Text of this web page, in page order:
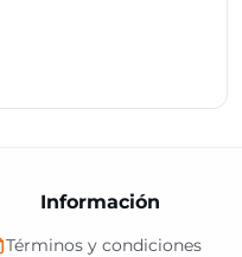
Información
Términos y condiciones